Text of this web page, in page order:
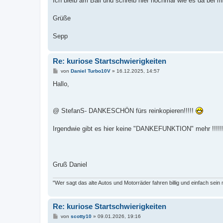
Grüße
Sepp
Re: kuriose Startschwierigkeiten
B
i
von Daniel Turbo10V» 16.12.2025, 14:57
Hallo,
@ StefanS- DANKESCHÖN fürs reinkopieren!!!!!
Irgendwie gibt es hier keine "DANKEFUNKTION" mehr
Gruß Daniel
"Wer sagt das alte Autos und Motorräder fahren billig und einfach sein
Re: kuriose Startschwierigkeiten
Bvon scotty10» 09.01.2026, 19:16